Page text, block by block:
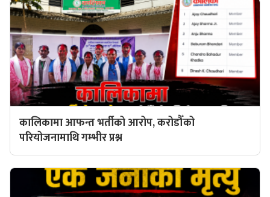
कालिकामा आफन्त भर्तीको आरोप, करोडौँको
परियोजनामाथि गम्भीर प्रश्न